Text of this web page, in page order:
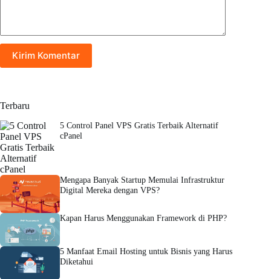
Kirim Komentar
Terbaru
5 Control Panel VPS Gratis Terbaik Alternatif
cPanel
Mengapa Banyak Startup Memulai Infrastruktur
Digital Mereka dengan VPS?
Kapan Harus Menggunakan Framework di PHP?
5 Manfaat Email Hosting untuk Bisnis yang Harus
Diketahui